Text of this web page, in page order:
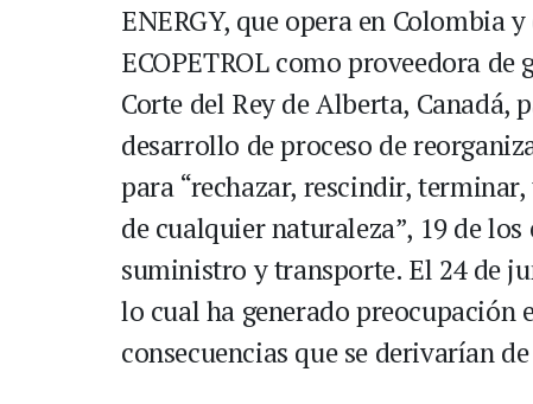
ENERGY, que opera en Colombia
ECOPETROL como proveedora
Corte del Rey de Alberta, Canadá,
desarrollo de proceso de
para “rechazar, rescindir,
de cualquier naturaleza”, 19 de
suministro y transporte. El 24 de
lo cual ha generado preocupación
consecuencias que se derivarían